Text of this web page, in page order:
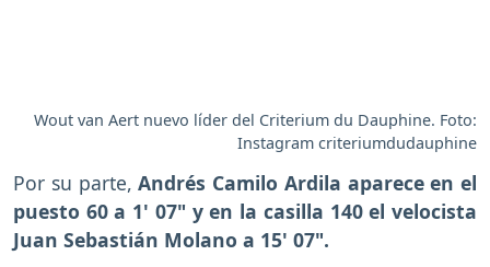
Wout van Aert nuevo líder del Criterium du Dauphine. Foto:
Instagram criteriumdudauphine
Por su parte,Andrés Camilo Ardila aparece en el
puesto 60 a 1' 07" y en la casilla 140 el velocista
Juan Sebastián Molano a 15' 07".